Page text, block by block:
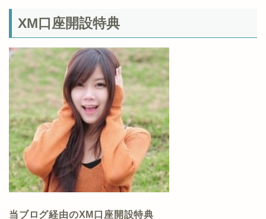
XM口座開設特典
当ブログ経由のXM口座開設特典